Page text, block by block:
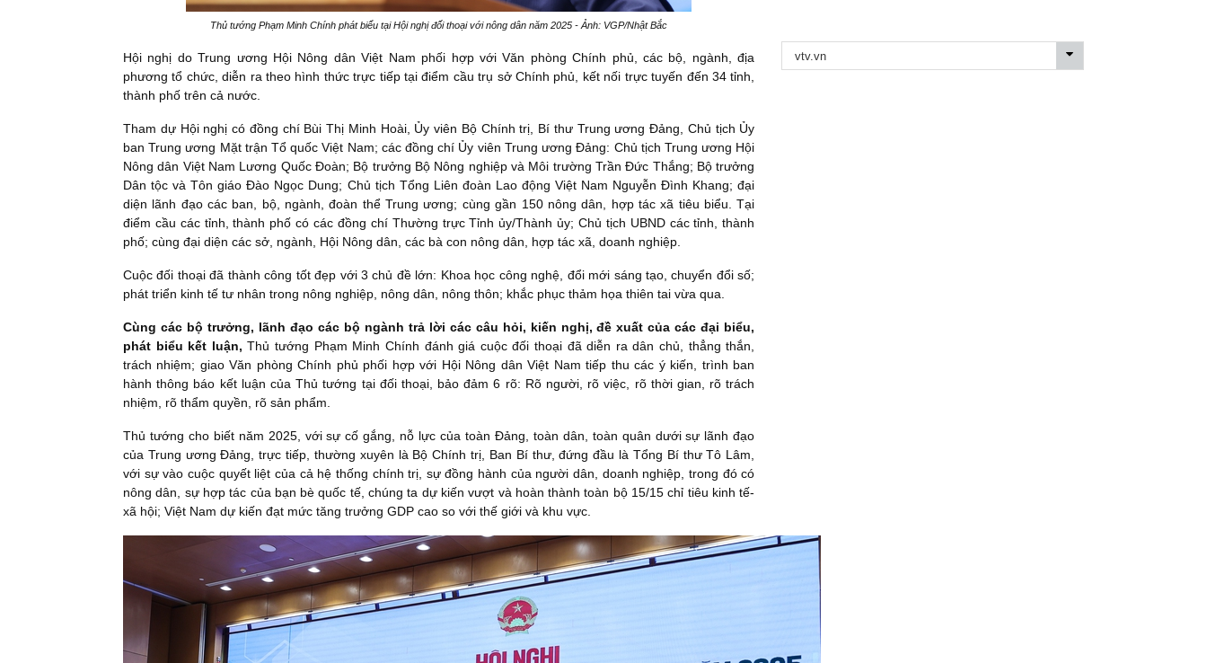
Thủ tướng Phạm Minh Chính phát biểu tại Hội nghị đối thoại với nông dân năm 2025 - Ảnh: VGP/Nhật Bắc
Hội nghị do Trung ương Hội Nông dân Việt Nam phối hợp với Văn phòng Chính phủ, các bộ, ngành, địa
phương tổ chức, diễn ra theo hình thức trực tiếp tại điểm cầu trụ sở Chính phủ, kết nối trực tuyến đến 34 tỉnh,
thành phố trên cả nước.
Tham dự Hội nghị có đồng chí Bùi Thị Minh Hoài, Ủy viên Bộ Chính trị, Bí thư Trung ương Đảng, Chủ tịch Ủy
ban Trung ương Mặt trận Tổ quốc Việt Nam; các đồng chí Ủy viên Trung ương Đảng: Chủ tịch Trung ương Hội
Nông dân Việt Nam Lương Quốc Đoàn; Bộ trưởng Bộ Nông nghiệp và Môi trường Trần Đức Thắng; Bộ trưởng
Dân tộc và Tôn giáo Đào Ngọc Dung; Chủ tịch Tổng Liên đoàn Lao động Việt Nam Nguyễn Đình Khang; đại
diện lãnh đạo các ban, bộ, ngành, đoàn thể Trung ương; cùng gần 150 nông dân, hợp tác xã tiêu biểu. Tại
điểm cầu các tỉnh, thành phố có các đồng chí Thường trực Tỉnh ủy/Thành ủy; Chủ tịch UBND các tỉnh, thành
phố; cùng đại diện các sở, ngành, Hội Nông dân, các bà con nông dân, hợp tác xã, doanh nghiệp.
Cuộc đối thoại đã thành công tốt đẹp với 3 chủ đề lớn: Khoa học công nghệ, đổi mới sáng tạo, chuyển đổi số;
phát triển kinh tế tư nhân trong nông nghiệp, nông dân, nông thôn; khắc phục thảm họa thiên tai vừa qua.
Cùng các bộ trưởng, lãnh đạo các bộ ngành trả lời các câu hỏi, kiến nghị, đề xuất của các đại biểu,
phát biểu kết luận,Thủ tướng Phạm Minh Chính đánh giá cuộc đối thoại đã diễn ra dân chủ, thẳng thắn,
trách nhiệm; giao Văn phòng Chính phủ phối hợp với Hội Nông dân Việt Nam tiếp thu các ý kiến, trình ban
hành thông báo kết luận của Thủ tướng tại đối thoại, bảo đảm 6 rõ: Rõ người, rõ việc, rõ thời gian, rõ trách
nhiệm, rõ thẩm quyền, rõ sản phẩm.
Thủ tướng cho biết năm 2025, với sự cố gắng, nỗ lực của toàn Đảng, toàn dân, toàn quân dưới sự lãnh đạo
của Trung ương Đảng, trực tiếp, thường xuyên là Bộ Chính trị, Ban Bí thư, đứng đầu là Tổng Bí thư Tô Lâm,
với sự vào cuộc quyết liệt của cả hệ thống chính trị, sự đồng hành của người dân, doanh nghiệp, trong đó có
nông dân, sự hợp tác của bạn bè quốc tế, chúng ta dự kiến vượt và hoàn thành toàn bộ 15/15 chỉ tiêu kinh tế-
xã hội; Việt Nam dự kiến đạt mức tăng trưởng GDP cao so với thế giới và khu vực.